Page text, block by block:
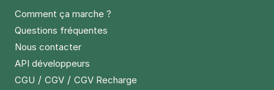
Comment ça marche ?
Questions fréquentes
Nous contacter
API développeurs
CGU / CGV / CGV Recharge